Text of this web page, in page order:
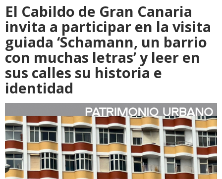
El Cabildo de Gran Canaria
invita a participar en la visita
guiada ‘Schamann, un barrio
con muchas letras’ y leer en
sus calles su historia e
identidad